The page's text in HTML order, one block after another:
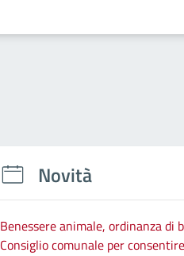
Novità
Benessere animale, ordinanza di
Consiglio comunale per